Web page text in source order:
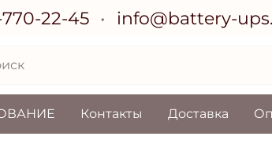
22-45 info@battery-
Контакты Доставка